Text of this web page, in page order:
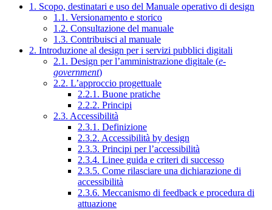
1. Scopo, destinatari e uso del Manuale operativo di design
1.1. Versionamento e storico
1.2. Consultazione del manuale
1.3. Contribuisci al manuale
2. Introduzione al design per i servizi pubblici digitali
2.1. Design per l’amministrazione digitale (e-
government)
2.2. L’approccio progettuale
2.2.1. Buone pratiche
2.2.2. Principi
2.3. Accessibilità
2.3.1. Definizione
2.3.2. Accessibilità by design
2.3.3. Principi per l’accessibilità
2.3.4. Linee guida e criteri di successo
2.3.5. Come rilasciare una dichiarazione di
accessibilità
2.3.6. Meccanismo di feedback e procedura di
attuazione